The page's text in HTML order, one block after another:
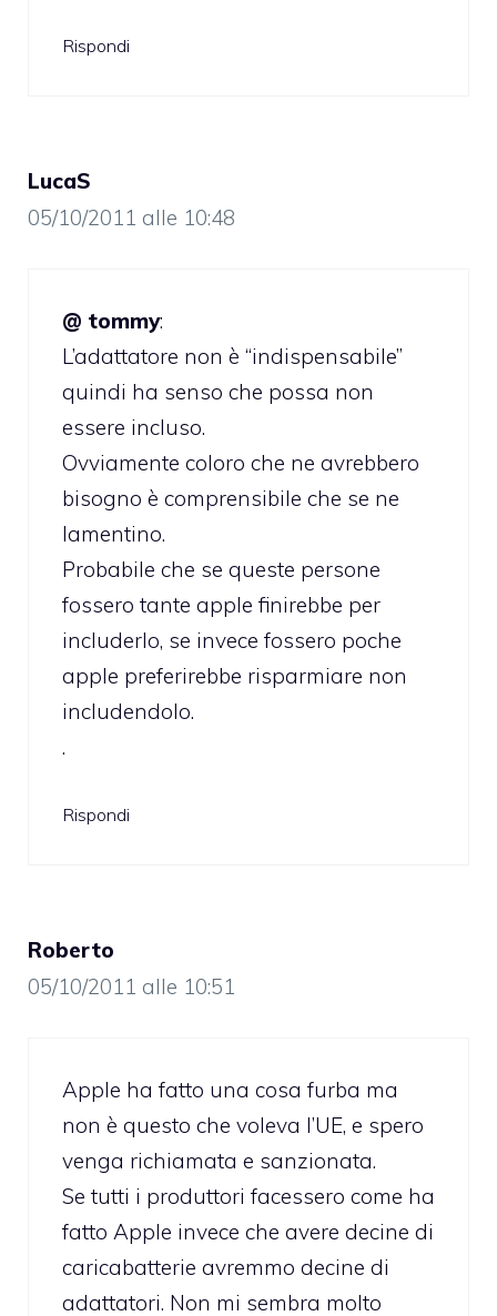
Rispondi
LucaS
05/10/2011 alle 10:48
@ tommy:
L’adattatore non è “indispensabile”
quindi ha senso che possa non
essere incluso.
Ovviamente coloro che ne avrebbero
bisogno è comprensibile che se ne
lamentino.
Probabile che se queste persone
fossero tante apple finirebbe per
includerlo, se invece fossero poche
apple preferirebbe risparmiare non
includendolo.
.
Rispondi
Roberto
05/10/2011 alle 10:51
Apple ha fatto una cosa furba ma
non è questo che voleva l’UE, e spero
venga richiamata e sanzionata.
Se tutti i produttori facessero come ha
fatto Apple invece che avere decine di
caricabatterie avremmo decine di
adattatori. Non mi sembra molto